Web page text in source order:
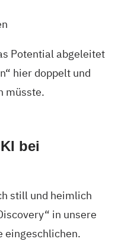
Potential abgeleitet
hier doppelt und
müsste.
bei
still und heimlich
in unsere
eingeschlichen.